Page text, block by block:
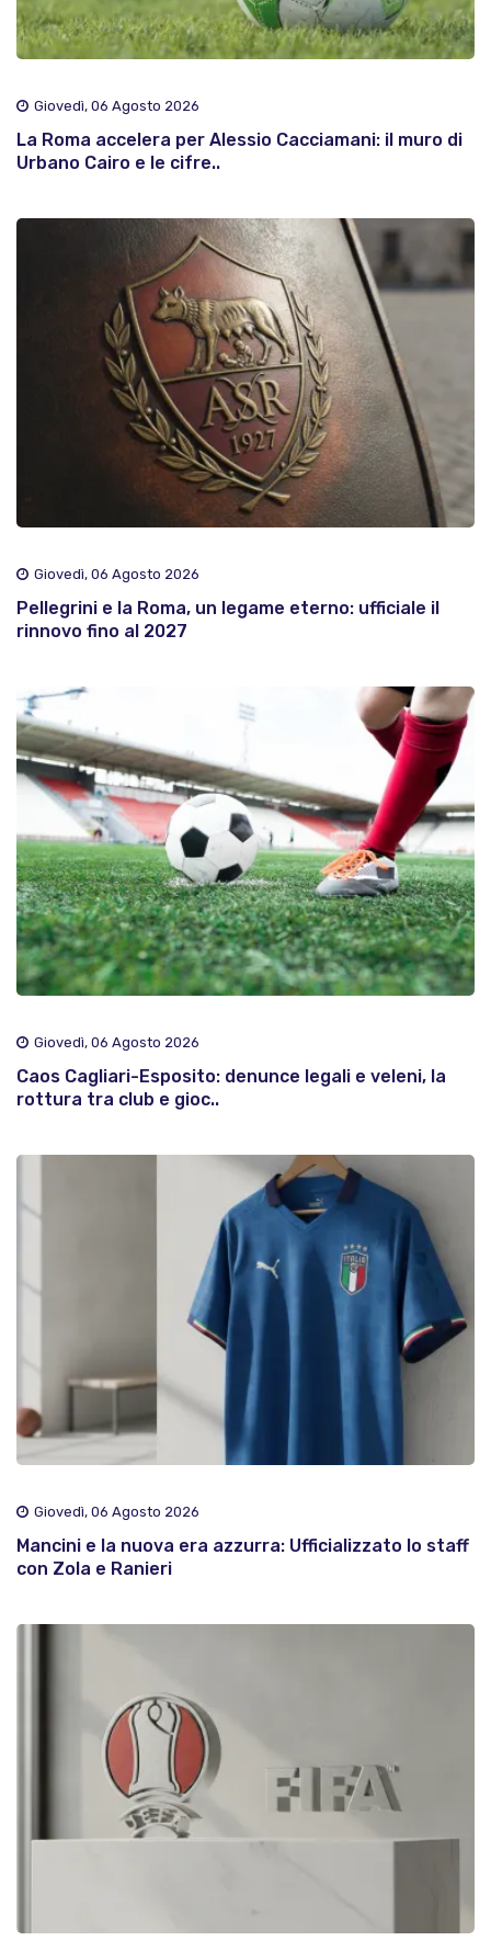
Giovedì, 06 Agosto 2026
La Roma accelera per Alessio Cacciamani: il muro di
Urbano Cairo e le cifre..
Giovedì, 06 Agosto 2026
Pellegrini e la Roma, un legame eterno: ufficiale il
rinnovo fino al 2027
Giovedì, 06 Agosto 2026
Caos Cagliari-Esposito: denunce legali e veleni, la
rottura tra club e gioc..
Giovedì, 06 Agosto 2026
Mancini e la nuova era azzurra: Ufficializzato lo staff
con Zola e Ranieri